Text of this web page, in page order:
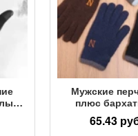
Мужские
плюс
утолщенные
буквенной
65.43